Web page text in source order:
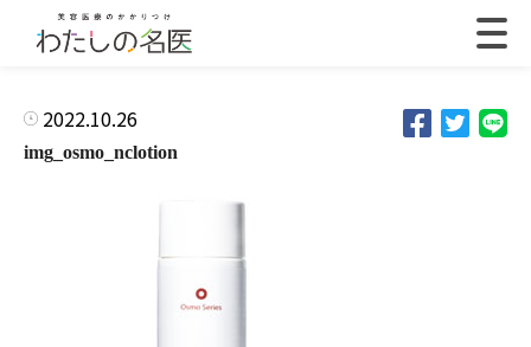
2022.10.26
img_osmo_nclotion